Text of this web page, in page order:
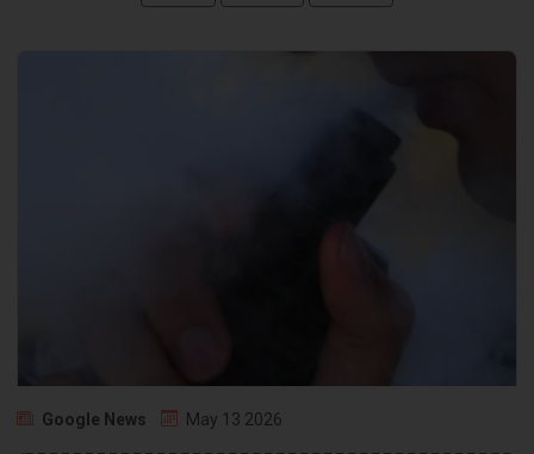
Google News May 13 2026